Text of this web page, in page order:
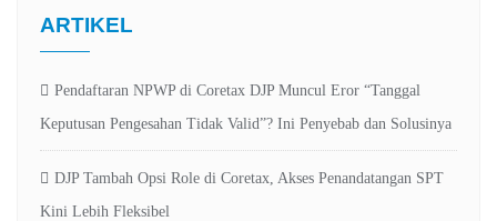
ARTIKEL
Pendaftaran NPWP di Coretax DJP Muncul Eror “Tanggal
Keputusan Pengesahan Tidak Valid”? Ini Penyebab dan Solusinya
DJP Tambah Opsi Role di Coretax, Akses Penandatangan SPT
Kini Lebih Fleksibel